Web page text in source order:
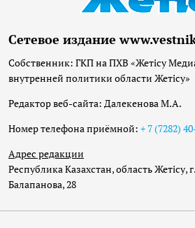
Сетевое издание
Собственник: ГКП на ПХВ «Жетісу
внутренней политики области Жетісу»
Редактор веб-сайта: Далекенова М.А.
Номер телефона приёмной: + 7 (7282)
Адрес редакции
Республика Казахстан, область Жетісу,
Балапанова, 28